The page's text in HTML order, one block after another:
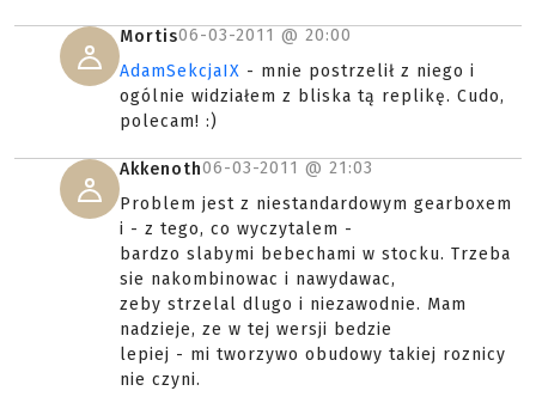
Mortis06-03-2011 @ 20:00
AdamSekcjaIX - mnie postrzelił z niego i
ogólnie widziałem z bliska tą replikę. Cudo,
polecam! :)
Akkenoth06-03-2011 @ 21:03
Problem jest z niestandardowym gearboxem
i - z tego, co wyczytalem -
bardzo slabymi bebechami w stocku. Trzeba
sie nakombinowac i nawydawac,
zeby strzelal dlugo i niezawodnie. Mam
nadzieje, ze w tej wersji bedzie
lepiej - mi tworzywo obudowy takiej roznicy
nie czyni.